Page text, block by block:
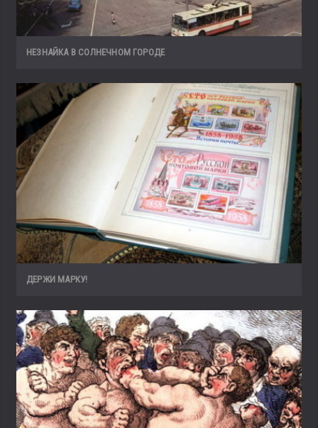
НЕЗНАЙКА В СОЛНЕЧНОМ ГОРОДЕ
ДЕРЖИ МАРКУ!